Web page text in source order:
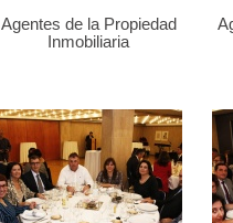
Agentes de la Propiedad
Inmobiliaria